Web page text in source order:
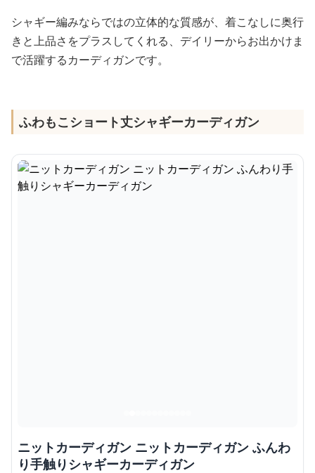
シャギー編みならではの立体的な質感が、着こなしに奥行
きと上品さをプラスしてくれる、デイリーからお出かけま
で活躍するカーディガンです。
ふわもこショート丈シャギーカーディガン
ニットカーディガン ニットカーディガン ふんわ
り手触りシャギーカーディガン